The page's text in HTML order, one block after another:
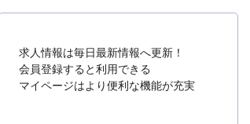
求人情報は毎日最新情報へ更新！
会員登録すると利用できる
マイページはより便利な機能が充実